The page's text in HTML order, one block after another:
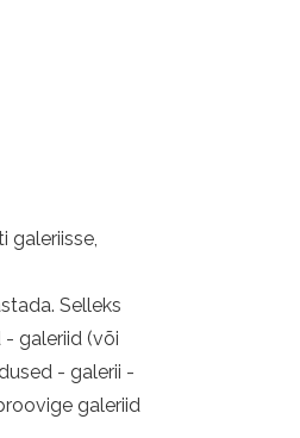
galeriisse,
Selleks
galeriid (või
- galerii -
galeriid